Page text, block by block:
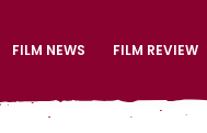
FILM NEWS FILM REVIEW